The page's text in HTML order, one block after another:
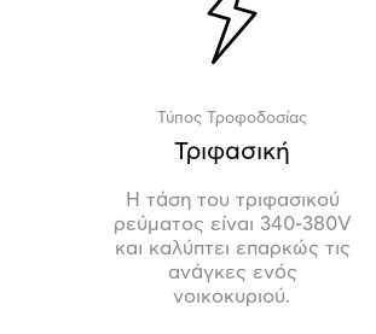
Τύπος Τροφοδοσίας
Τριφασική
Η τάση του τριφασικού
ρεύματος είναι 340-380V
και καλύπτει επαρκώς τις
ανάγκες ενός
νοικοκυριού.